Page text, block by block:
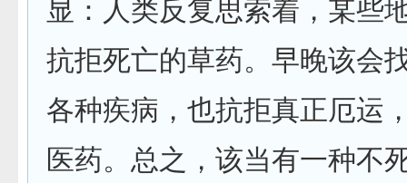
显：人类反复思索着，某些
抗拒死亡的草药。早晚该会
各种疾病，也抗拒真正厄运
医药。总之，该当有一种不